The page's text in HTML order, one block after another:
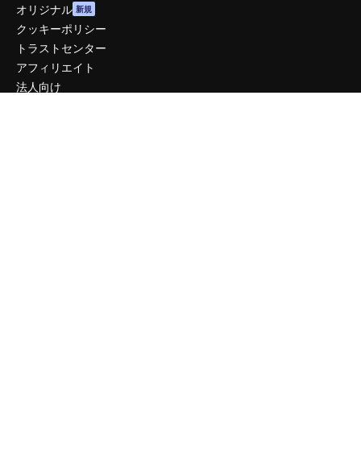
オリジナル 新規
クッキーポリシー
トラストセンター
アフィリエイト
法人向け